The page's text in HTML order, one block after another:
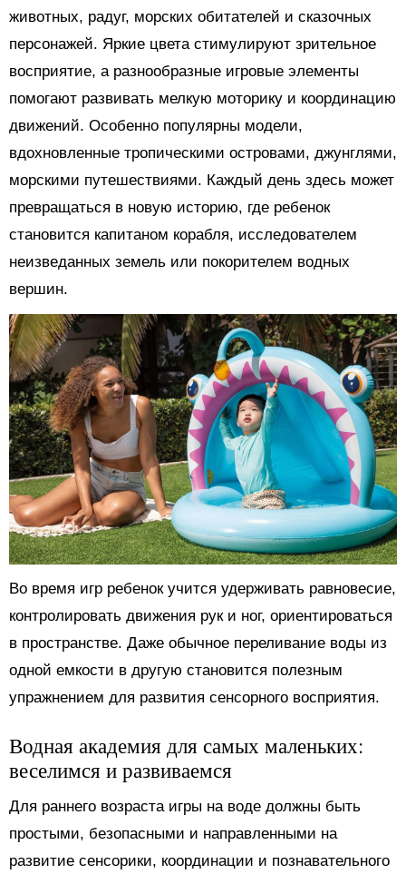
животных, радуг, морских обитателей и сказочных
персонажей. Яркие цвета стимулируют зрительное
восприятие, а разнообразные игровые элементы
помогают развивать мелкую моторику и координацию
движений. Особенно популярны модели,
вдохновленные тропическими островами, джунглями,
морскими путешествиями. Каждый день здесь может
превращаться в новую историю, где ребенок
становится капитаном корабля, исследователем
неизведанных земель или покорителем водных
вершин.
Во время игр ребенок учится удерживать равновесие,
контролировать движения рук и ног, ориентироваться
в пространстве. Даже обычное переливание воды из
одной емкости в другую становится полезным
упражнением для развития сенсорного восприятия.
Водная академия для самых маленьких:
веселимся и развиваемся
Для раннего возраста игры на воде должны быть
простыми, безопасными и направленными на
развитие сенсорики, координации и познавательного